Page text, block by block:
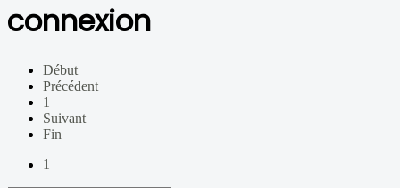
connexion
Début
Précédent
1
Suivant
Fin
1